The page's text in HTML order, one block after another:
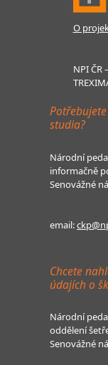
O
NPI ČR
studia?
Národní
informačně
Senovážné
email:
Chcete
údajích o
Národní
oddělení
Senovážné